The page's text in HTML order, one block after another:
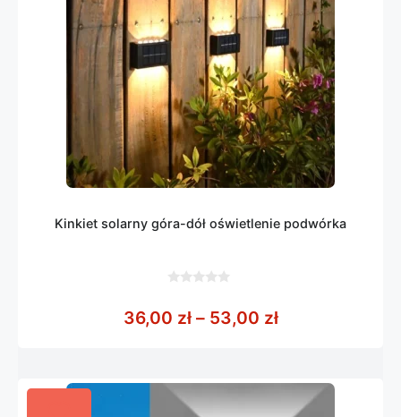
Kinkiet solarny góra-dół oświetlenie podwórka
5
36,00 zł – 53,00 złZakres cen: